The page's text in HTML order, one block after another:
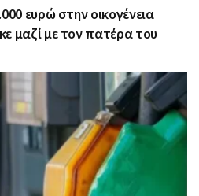
ευρώ στην οικογένεια
μαζί με τον πατέρα του